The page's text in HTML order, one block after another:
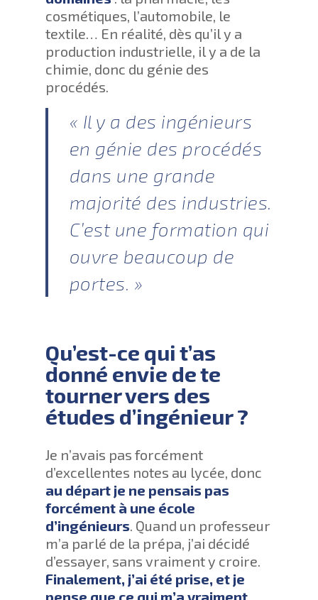
cosmétiques, l’automobile, le
textile… En réalité, dès qu’il y a
production industrielle, il y a de la
chimie, donc du génie des
procédés.
« Il y a des ingénieurs
en génie des procédés
dans une grande
majorité des industries.
C’est une formation qui
ouvre beaucoup de
portes. »
Qu’est-ce qui t’as
donné envie de te
tourner vers des
études d’ingénieur ?
Je n’avais pas forcément
d’excellentes notes au lycée, donc
au départ je ne pensais pas
forcément à une école
d’ingénieurs. Quand un professeur
m’a parlé de la prépa, j’ai décidé
d’essayer, sans vraiment y croire.
Finalement, j’ai été prise, et je